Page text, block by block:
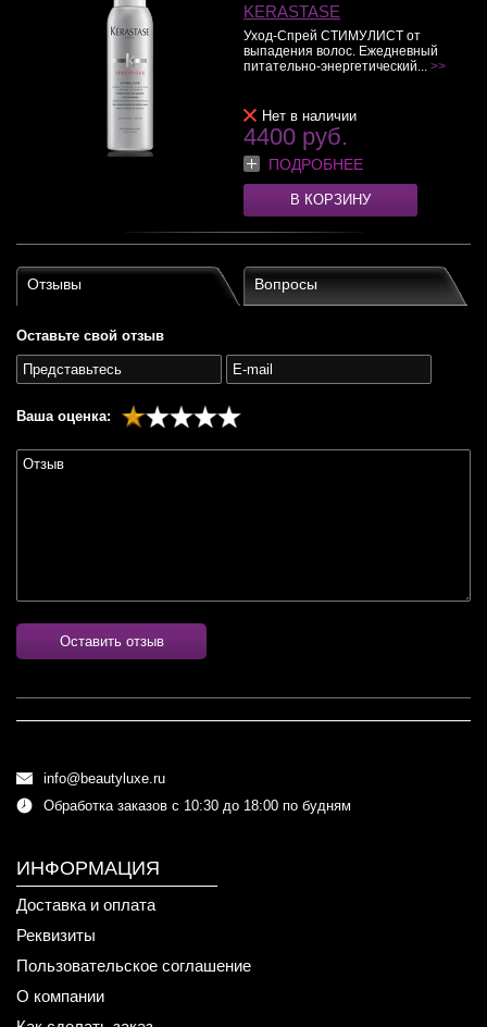
KERASTASE
Уход-Спрей СТИМУЛИСТ от
выпадения волос. Ежедневный
питательно-энергетический... >>
Нет в наличии
4400 руб.
ПОДРОБНЕЕ
В КОРЗИНУ
Отзывы Вопросы
Оставьте свой отзыв
Ваша оценка:
Оставить отзыв
info@beautyluxe.ru
Обработка заказов с 10:30 до 18:00 по будням
ИНФОРМАЦИЯ
Доставка и оплата
Реквизиты
Пользовательское соглашение
О компании